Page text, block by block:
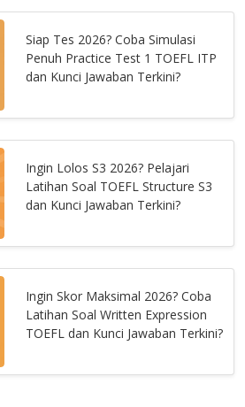
Siap Tes 2026? Coba Simulasi
Penuh Practice Test 1 TOEFL ITP
dan Kunci Jawaban Terkini?
Ingin Lolos S3 2026? Pelajari
Latihan Soal TOEFL Structure S3
dan Kunci Jawaban Terkini?
Ingin Skor Maksimal 2026? Coba
Latihan Soal Written Expression
TOEFL dan Kunci Jawaban Terkini?